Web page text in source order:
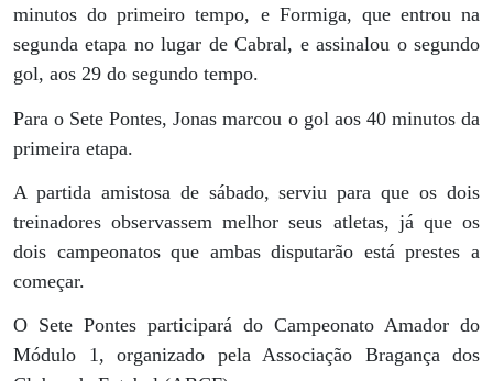
minutos do primeiro tempo, e Formiga, que entrou na
segunda etapa no lugar de Cabral, e assinalou o segundo
gol, aos 29 do segundo tempo.
Para o Sete Pontes, Jonas marcou o gol aos 40 minutos da
primeira etapa.
A partida amistosa de sábado, serviu para que os dois
treinadores observassem melhor seus atletas, já que os
dois campeonatos que ambas disputarão está prestes a
começar.
O Sete Pontes participará do Campeonato Amador do
Módulo 1, organizado pela Associação Bragança dos